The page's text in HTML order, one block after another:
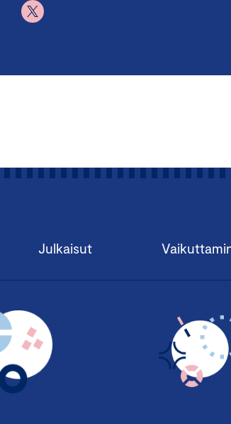
Julkaisut